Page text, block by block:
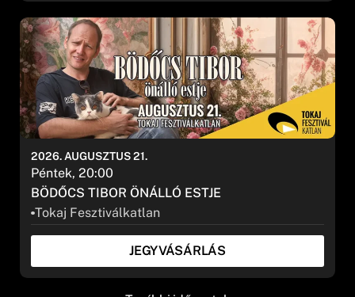
BÖDŐCS TIBOR ÖNÁLLÓ ESTJE
Tokaj Fesztiválkatlan
2026. AUGUSZTUS 21.
Péntek, 20:00
JEGYVÁSÁRLÁS